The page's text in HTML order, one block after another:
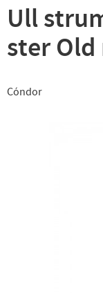
Ull
ster Old
Cóndor